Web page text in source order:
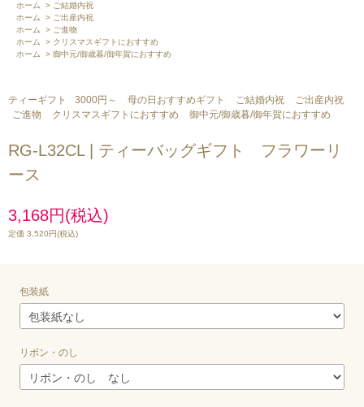
ホーム
> ご結婚内祝
ホーム
> ご出産内祝
ホーム
> ご進物
ホーム
> クリスマスギフトにおすすめ
ホーム
> 御中元/御歳暮/御年賀におすすめ
ティーギフト 3000円～ 母の日おすすめギフト ご結婚内祝
ご出産内祝
ご進物
クリスマスギフトにおすすめ 御中元/御歳暮/御年賀におすすめ
RG-L32CL | ティーバッグギフト フラワーリ
ース
3,168円(税込)
定価 3,520円(税込)
包装紙
リボン・のし